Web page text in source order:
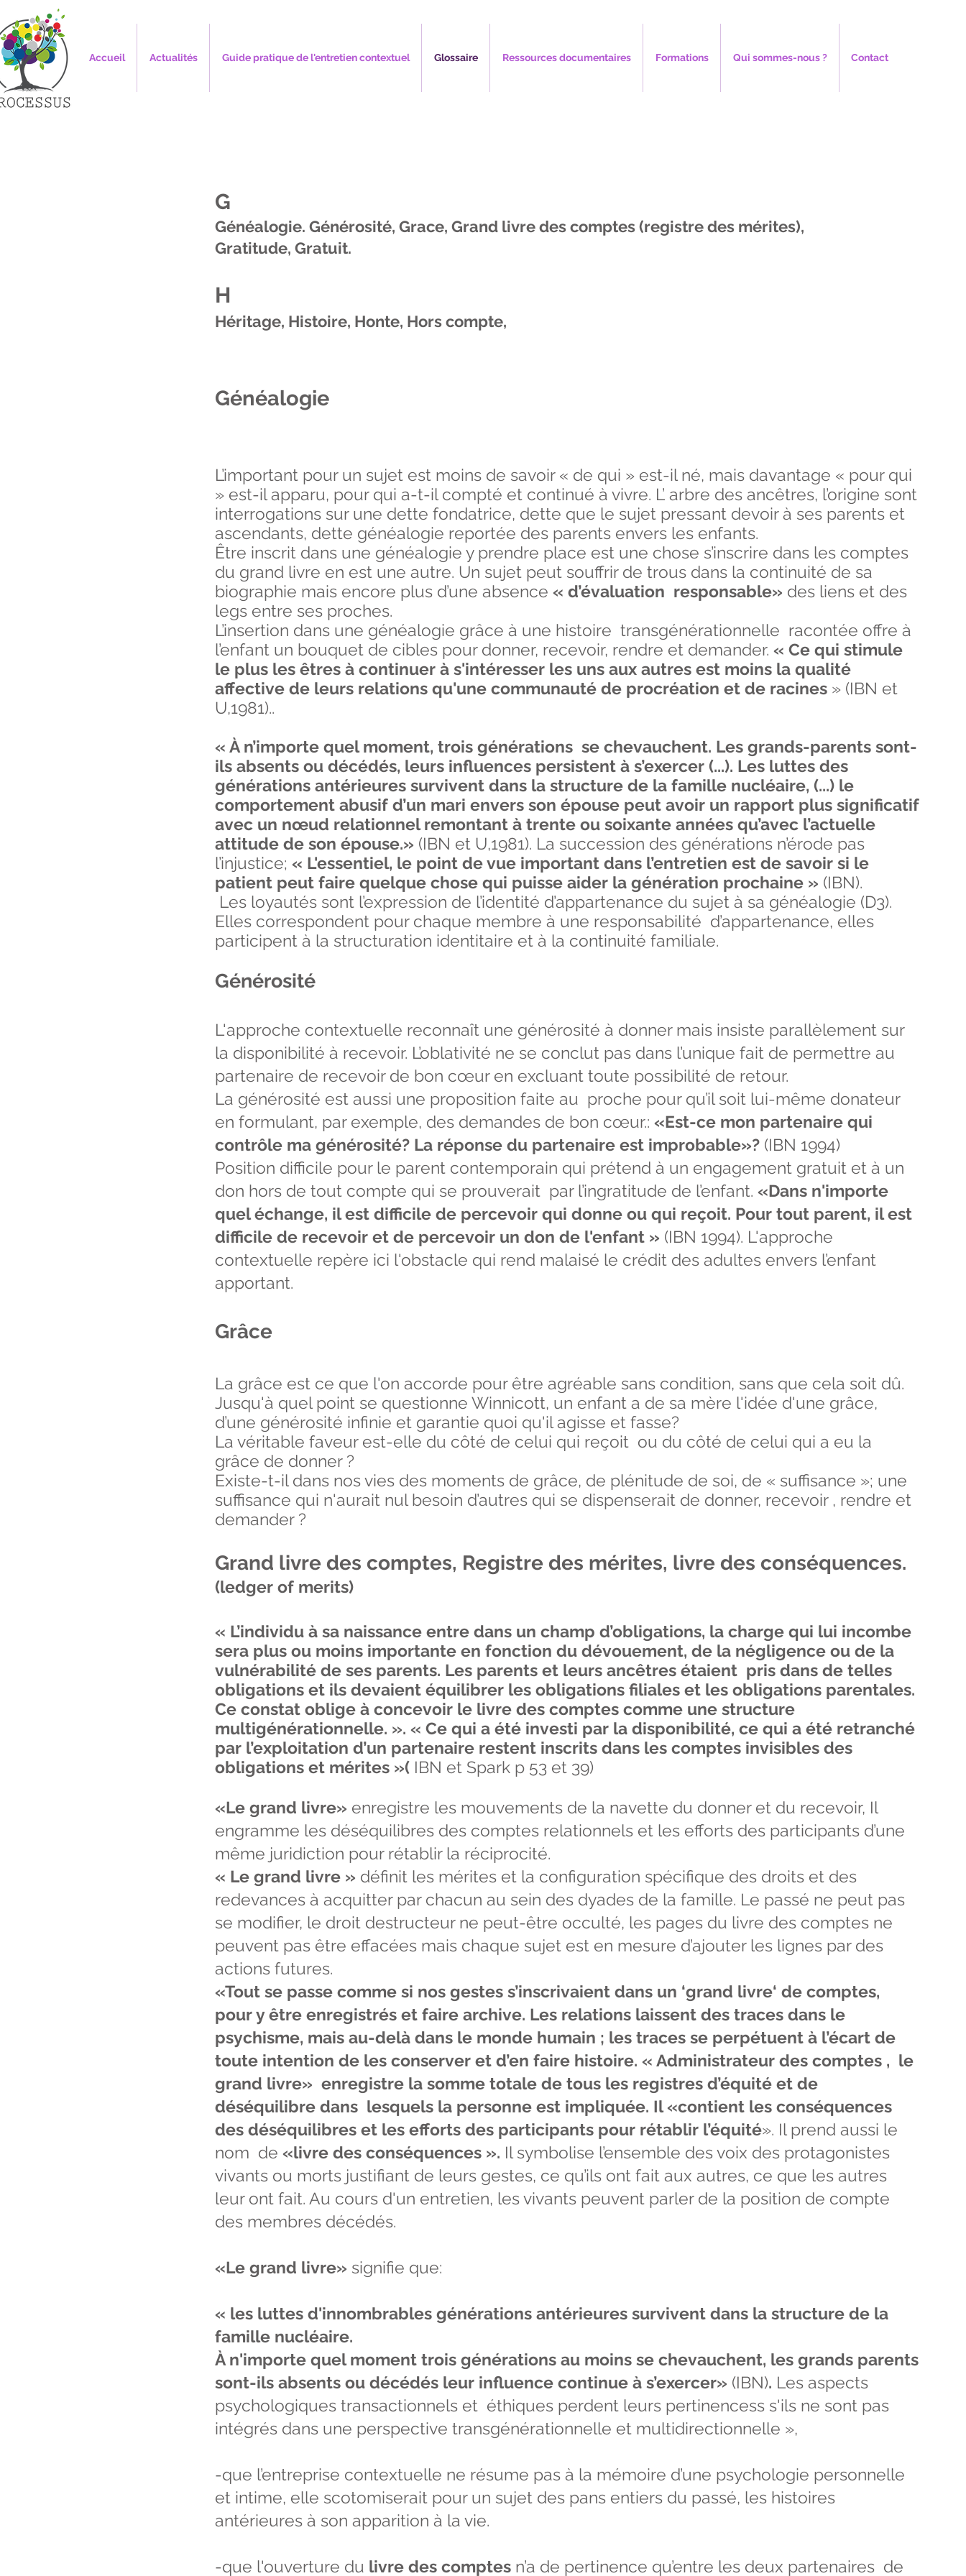
Accueil Actualités Guide pratique de l'entretien contextuel Glossaire Ressources documentaires Formations Qui sommes-nous ? Contact
G
Généalogie. Générosité, Grace, Grand livre des comptes (registre des mérites),
Gratitude, Gratuit.
H
Héritage, Histoire, Honte, Hors compte,
Généalogie
L’important pour un sujet est moins de savoir « de qui » est-il né, mais davantage « pour qui
» est-il apparu, pour qui a-t-il compté et continué à vivre. L’ arbre des ancêtres, l’origine sont
interrogations sur une dette fondatrice, dette que le sujet pressant devoir à ses parents et
ascendants, dette généalogie reportée des parents envers les enfants.
Être inscrit dans une généalogie y prendre place est une chose s’inscrire dans les comptes
du grand livre en est une autre. Un sujet peut souffrir de trous dans la continuité de sa
biographie mais encore plus d’une absence « d’évaluation responsable» des liens et des
legs entre ses proches.
L’insertion dans une généalogie grâce à une histoire transgénérationnelle racontée offre à
l’enfant un bouquet de cibles pour donner, recevoir, rendre et demander. « Ce qui stimule
le plus les êtres à continuer à s'intéresser les uns aux autres est moins la qualité
affective de leurs relations qu'une communauté de procréation et de racines » (IBN et
U,1981)..
« À n’importe quel moment, trois générations se chevauchent. Les grands-parents sont-
ils absents ou décédés, leurs influences persistent à s’exercer (...). Les luttes des
générations antérieures survivent dans la structure de la famille nucléaire, (...) le
comportement abusif d’un mari envers son épouse peut avoir un rapport plus significatif
avec un nœud relationnel remontant à trente ou soixante années qu’avec l’actuelle
attitude de son épouse.» (IBN et U,1981). La succession des générations n’érode pas
l’injustice; « L'essentiel, le point de vue important dans l’entretien est de savoir si le
patient peut faire quelque chose qui puisse aider la génération prochaine » (IBN).
Les loyautés sont l’expression de l’identité d’appartenance du sujet à sa généalogie (D3).
Elles correspondent pour chaque membre à une responsabilité d’appartenance, elles
participent à la structuration identitaire et à la continuité familiale.
Générosité
L'approche contextuelle reconnaît une générosité à donner mais insiste parallèlement sur
la disponibilité à recevoir. L’oblativité ne se conclut pas dans l’unique fait de permettre au
partenaire de recevoir de bon cœur en excluant toute possibilité de retour.
La générosité est aussi une proposition faite au proche pour qu’il soit lui-même donateur
en formulant, par exemple, des demandes de bon cœur.: «Est-ce mon partenaire qui
contrôle ma générosité? La réponse du partenaire est improbable»? (IBN 1994)
Position difficile pour le parent contemporain qui prétend à un engagement gratuit et à un
don hors de tout compte qui se prouverait par l’ingratitude de l’enfant. «Dans n'importe
quel échange, il est difficile de percevoir qui donne ou qui reçoit. Pour tout parent, il est
difficile de recevoir et de percevoir un don de l'enfant » (IBN 1994). L'approche
contextuelle repère ici l'obstacle qui rend malaisé le crédit des adultes envers l’enfant
apportant.
Grâce
La grâce est ce que l'on accorde pour être agréable sans condition, sans que cela soit dû.
Jusqu'à quel point se questionne Winnicott, un enfant a de sa mère l'idée d'une grâce,
d’une générosité infinie et garantie quoi qu'il agisse et fasse?
La véritable faveur est-elle du côté de celui qui reçoit ou du côté de celui qui a eu la
grâce de donner ?
Existe-t-il dans nos vies des moments de grâce, de plénitude de soi, de « suffisance »; une
suffisance qui n'aurait nul besoin d’autres qui se dispenserait de donner, recevoir , rendre et
demander ?
Grand livre des comptes, Registre des mérites, livre des conséquences.
(ledger of merits)
« L’individu à sa naissance entre dans un champ d’obligations, la charge qui lui incombe
sera plus ou moins importante en fonction du dévouement, de la négligence ou de la
vulnérabilité de ses parents. Les parents et leurs ancêtres étaient pris dans de telles
obligations et ils devaient équilibrer les obligations filiales et les obligations parentales.
Ce constat oblige à concevoir le livre des comptes comme une structure
multigénérationnelle. ». « Ce qui a été investi par la disponibilité, ce qui a été retranché
par l’exploitation d’un partenaire restent inscrits dans les comptes invisibles des
obligations et mérites »( IBN et Spark p 53 et 39)
«Le grand livre» enregistre les mouvements de la navette du donner et du recevoir, Il
engramme les déséquilibres des comptes relationnels et les efforts des participants d’une
même juridiction pour rétablir la réciprocité.
« Le grand livre » définit les mérites et la configuration spécifique des droits et des
redevances à acquitter par chacun au sein des dyades de la famille. Le passé ne peut pas
se modifier, le droit destructeur ne peut-être occulté, les pages du livre des comptes ne
peuvent pas être effacées mais chaque sujet est en mesure d’ajouter les lignes par des
actions futures.
«Tout se passe comme si nos gestes s’inscrivaient dans un ‘grand livre‘ de comptes,
pour y être enregistrés et faire archive. Les relations laissent des traces dans le
psychisme, mais au-delà dans le monde humain ; les traces se perpétuent à l’écart de
toute intention de les conserver et d’en faire histoire. « Administrateur des comptes , le
grand livre» enregistre la somme totale de tous les registres d’équité et de
déséquilibre dans lesquels la personne est impliquée. Il «contient les conséquences
des déséquilibres et les efforts des participants pour rétablir l’équité». Il prend aussi le
nom de «livre des conséquences ». Il symbolise l’ensemble des voix des protagonistes
vivants ou morts justifiant de leurs gestes, ce qu’ils ont fait aux autres, ce que les autres
leur ont fait. Au cours d'un entretien, les vivants peuvent parler de la position de compte
des membres décédés.
«Le grand livre» signifie que:
« les luttes d'innombrables générations antérieures survivent dans la structure de la
famille nucléaire.
À n'importe quel moment trois générations au moins se chevauchent, les grands parents
sont-ils absents ou décédés leur influence continue à s’exercer» (IBN). Les aspects
psychologiques transactionnels et éthiques perdent leurs pertinencess s'ils ne sont pas
intégrés dans une perspective transgénérationnelle et multidirectionnelle »,
-que l’entreprise contextuelle ne résume pas à la mémoire d’une psychologie personnelle
et intime, elle scotomiserait pour un sujet des pans entiers du passé, les histoires
antérieures à son apparition à la vie.
-que l'ouverture du livre des comptes n’a de pertinence qu’entre les deux partenaires de